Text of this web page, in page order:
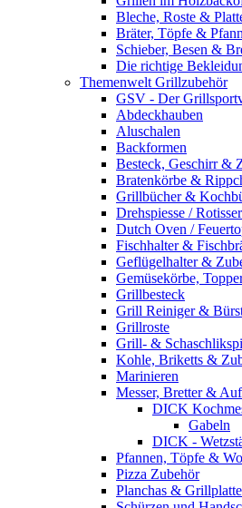
Bleche, Roste &
Bräter, Töpfe &
Schieber, Besen &
Die richtige
Themenwelt Grillzubehör
GSV - Der
Abdeckhauben
Aluschalen
Backformen
Besteck, Geschirr &
Bratenkörbe &
Grillbücher &
Drehspiesse /
Dutch Oven /
Fischhalter &
Geflügelhalter &
Gemüsekörbe,
Grillbesteck
Grill Reiniger &
Grillroste
Grill- &
Kohle, Briketts &
Marinieren
Messer, Bretter &
DICK
Gabeln
DICK -
Pfannen, Töpfe &
Pizza Zubehör
Planchas &